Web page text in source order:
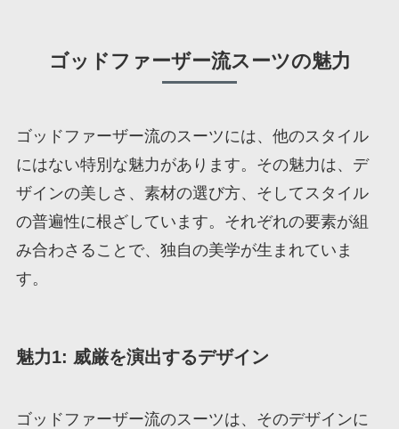
ゴッドファーザー流スーツの魅力
ゴッドファーザー流のスーツには、他のスタイル
にはない特別な魅力があります。その魅力は、デ
ザインの美しさ、素材の選び方、そしてスタイル
の普遍性に根ざしています。それぞれの要素が組
み合わさることで、独自の美学が生まれていま
す。
魅力1: 威厳を演出するデザイン
ゴッドファーザー流のスーツは、そのデザインに